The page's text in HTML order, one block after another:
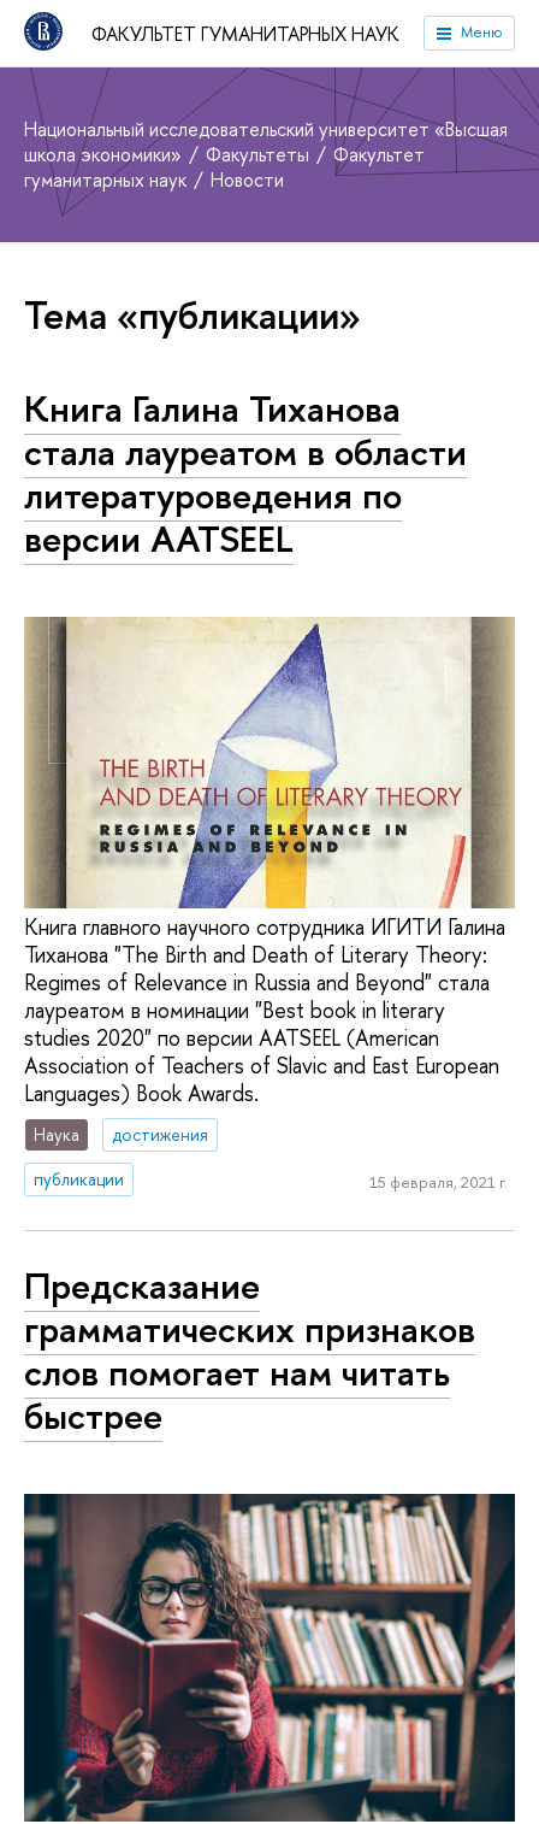
ФАКУЛЬТЕТ ГУМАНИТАРНЫХ НАУК Меню
Национальный исследовательский университет «Высшая
школа экономики»
Факультеты
Факультет
гуманитарных наук
Новости
Тема «публикации»
Книга Галина Тиханова
стала лауреатом в области
литературоведения по
версии AATSEEL
Книга главного научного сотрудника ИГИТИ Галина
Тиханова "The Birth and Death of Literary Theory:
Regimes of Relevance in Russia and Beyond" стала
лауреатом в номинации "Best book in literary
studies 2020" по версии AATSEEL (American
Association of Teachers of Slavic and East European
Languages) Book Awards.
Наука
достижения
публикации
15 февраля, 2021 г.
Предсказание
грамматических признаков
слов помогает нам читать
быстрее